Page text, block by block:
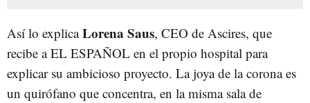
Así lo explicaLorena Saus, CEO de Ascires, que
recibe a EL ESPAÑOL en el propio hospital para
explicar su ambicioso proyecto. La joya de la corona es
un quirófano que concentra, en la misma sala de